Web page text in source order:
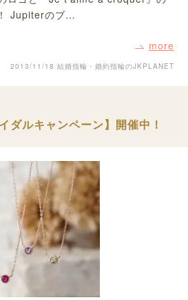
Jupiterのブ…
more
2013/11/18 結婚指輪・婚約指輪のJKPLANET
ダルキャンペーン】開催中！